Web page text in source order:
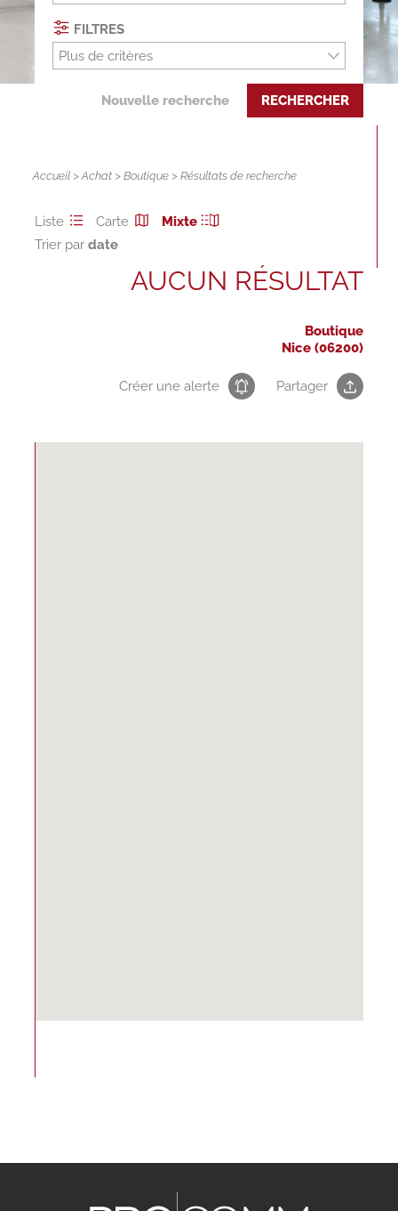
FILTRES
Plus de critères
Nouvelle recherche RECHERCHER
Accueil >Achat >Boutique > Résultats de recherche
Liste Carte
Mixte
Trier par
AUCUN RÉSULTAT
Boutique
Nice (06200)
Créer une alerte Partager